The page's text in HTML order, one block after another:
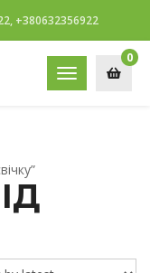
+380632356922
Toggle
navigation
0